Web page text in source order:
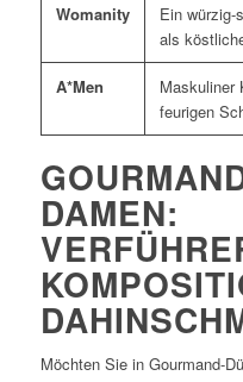
Womanity
Ein würzig-
als
A*Men
Maskuliner
feurigen
DAMEN:
Möchten Sie in Gourmand-